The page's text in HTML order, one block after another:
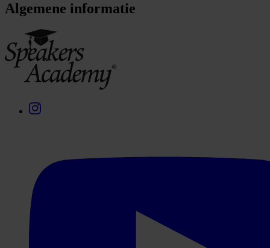
Algemene informatie